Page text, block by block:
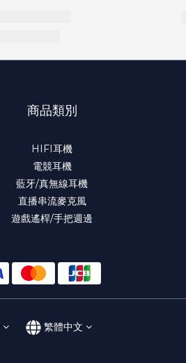
商品類別
HIFI耳機
電競耳機
藍牙/真無線耳機
直播串流麥克風
遊戲遙桿/手把週邊
繁體中文